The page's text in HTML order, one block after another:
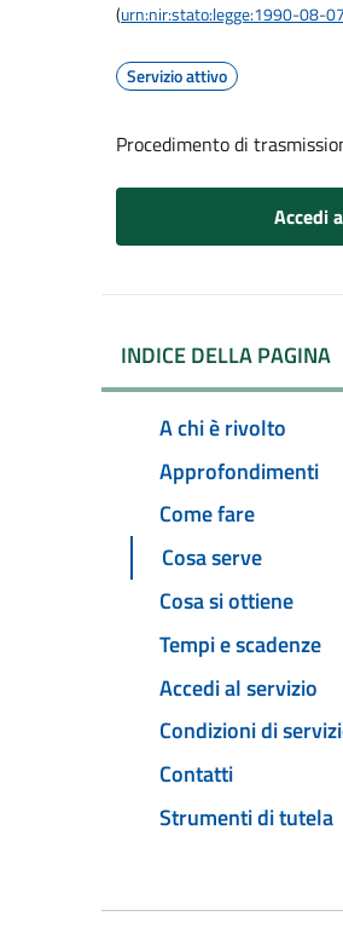
(urn:nir:stato:legge:1990-08-
Servizio attivo
Procedimento di
Accedi
INDICE DELLA PAGINA
A chi è rivolto
Approfondimenti
Come fare
Cosa serve
Cosa si ottiene
Tempi e scadenze
Accedi al servizio
Condizioni di
Contatti
Strumenti di tutela